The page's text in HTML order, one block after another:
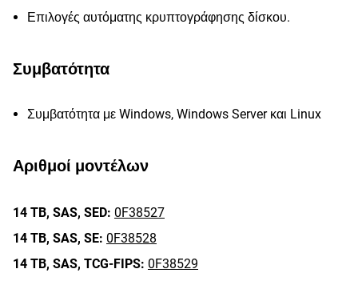
Επιλογές αυτόματης κρυπτογράφησης δίσκου.
Συμβατότητα
Συμβατότητα με Windows, Windows Server και Linux
Αριθμοί μοντέλων
14 TB, SAS, SED: 0F38527
14 TB, SAS, SE: 0F38528
14 TB, SAS, TCG-FIPS: 0F38529